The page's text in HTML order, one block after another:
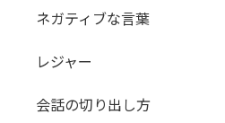
ネガティブな言葉
レジャー
会話の切り出し方